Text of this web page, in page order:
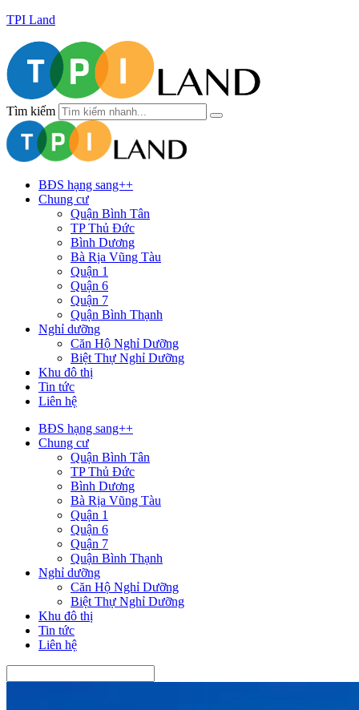
TPI Land
Tìm kiếm
BĐS hạng sang++
Chung cư
Quận Bình Tân
TP Thủ Đức
Bình Dương
Bà Rịa Vũng Tàu
Quận 1
Quận 6
Quận 7
Quận Bình Thạnh
Nghỉ dưỡng
Căn Hộ Nghỉ Dưỡng
Biệt Thự Nghỉ Dưỡng
Khu đô thị
Tin tức
Liên hệ
BĐS hạng sang++
Chung cư
Quận Bình Tân
TP Thủ Đức
Bình Dương
Bà Rịa Vũng Tàu
Quận 1
Quận 6
Quận 7
Quận Bình Thạnh
Nghỉ dưỡng
Căn Hộ Nghỉ Dưỡng
Biệt Thự Nghỉ Dưỡng
Khu đô thị
Tin tức
Liên hệ